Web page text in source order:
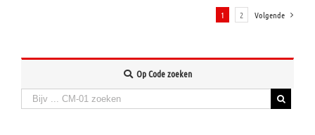
1 2 Volgende
Op Code zoeken
Zoeken: